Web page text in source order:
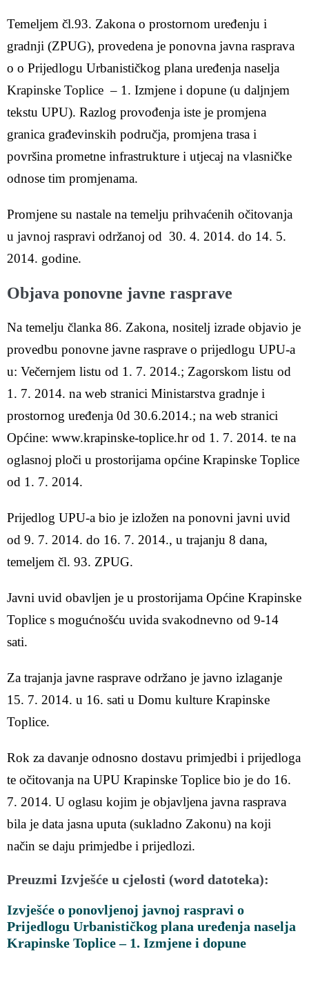
Temeljem čl.93. Zakona o prostornom uređenju i
gradnji (ZPUG), provedena je ponovna javna rasprava
o o Prijedlogu Urbanističkog plana uređenja naselja
Krapinske Toplice – 1. Izmjene i dopune (u daljnjem
tekstu UPU). Razlog provođenja iste je promjena
granica građevinskih područja, promjena trasa i
površina prometne infrastrukture i utjecaj na vlasničke
odnose tim promjenama.
Promjene su nastale na temelju prihvaćenih očitovanja
u javnoj raspravi održanoj od 30. 4. 2014. do 14. 5.
2014. godine.
Objava ponovne javne rasprave
Na temelju članka 86. Zakona, nositelj izrade objavio je
provedbu ponovne javne rasprave o prijedlogu UPU-a
u: Večernjem listu od 1. 7. 2014.; Zagorskom listu od
1. 7. 2014. na web stranici Ministarstva gradnje i
prostornog uređenja 0d 30.6.2014.; na web stranici
Općine: www.krapinske-toplice.hr od 1. 7. 2014. te na
oglasnoj ploči u prostorijama općine Krapinske Toplice
od 1. 7. 2014.
Prijedlog UPU-a bio je izložen na ponovni javni uvid
od 9. 7. 2014. do 16. 7. 2014., u trajanju 8 dana,
temeljem čl. 93. ZPUG.
Javni uvid obavljen je u prostorijama Općine Krapinske
Toplice s mogućnošću uvida svakodnevno od 9-14
sati.
Za trajanja javne rasprave održano je javno izlaganje
15. 7. 2014. u 16. sati u Domu kulture Krapinske
Toplice.
Rok za davanje odnosno dostavu primjedbi i prijedloga
te očitovanja na UPU Krapinske Toplice bio je do 16.
7. 2014. U oglasu kojim je objavljena javna rasprava
bila je data jasna uputa (sukladno Zakonu) na koji
način se daju primjedbe i prijedlozi.
Preuzmi Izvješće u cjelosti (word datoteka):
Izvješće o ponovljenoj javnoj raspravi o
Prijedlogu Urbanističkog plana uređenja naselja
Krapinske Toplice – 1. Izmjene i dopune